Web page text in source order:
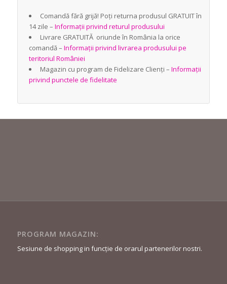
Comandă fără grijă! Poți returna produsul GRATUIT în
14 zile – Informații privind returul produsului
Livrare GRATUITĂ oriunde în România la orice
comandă – Informații privind livrarea produsului pe
teritoriul României
Magazin cu program de Fidelizare Clienți – Informații
privind punctele de fidelitate
PROGRAM MAGAZIN:
Sesiune de shopping in funcție de orarul partenerilor nostri.